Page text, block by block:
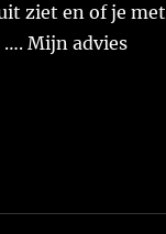
ziet en of je met
Mijn advies